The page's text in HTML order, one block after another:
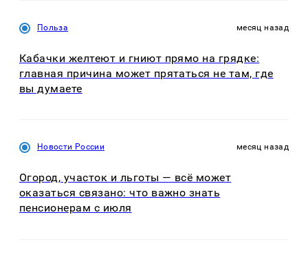
Польза месяц назад
Кабачки желтеют и гниют прямо на грядке:
главная причина может прятаться не там, где
вы думаете
Новости России месяц назад
Огород, участок и льготы — всё может
оказаться связано: что важно знать
пенсионерам с июля